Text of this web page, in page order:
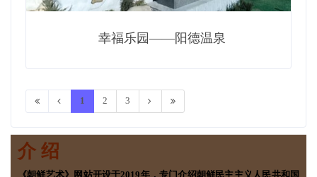
幸福乐园——阳德温泉
1 2 3
介 绍